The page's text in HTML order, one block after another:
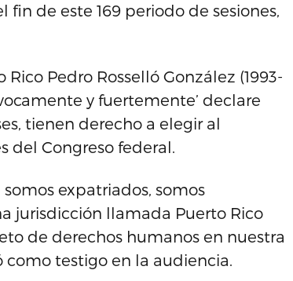
de este 169 periodo de sesiones,
Pedro Rosselló González (1993-
y fuertemente’ declare
tienen derecho a elegir al
del Congreso federal.
somos expatriados, somos
jurisdicción llamada Puerto Rico
de derechos humanos en nuestra
como testigo en la audiencia.